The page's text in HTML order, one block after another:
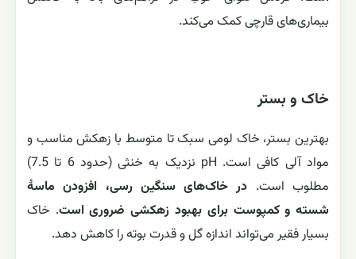
بیماری‌های قارچی کمک می‌کند.
خاک و بستر
بهترین بستر، خاک لومی سبک تا متوسط با زهکش مناسب و
مواد آلی کافی است. pH نزدیک به خنثی (حدود 6 تا 7.5)
مطلوب است. در خاک‌های سنگین رسی، افزودن ماسهٔ
شسته و کمپوست برای بهبود زهکشی ضروری است. خاک
بسیار فقیر می‌تواند اندازه گل و قدرت بوته را کاهش دهد.